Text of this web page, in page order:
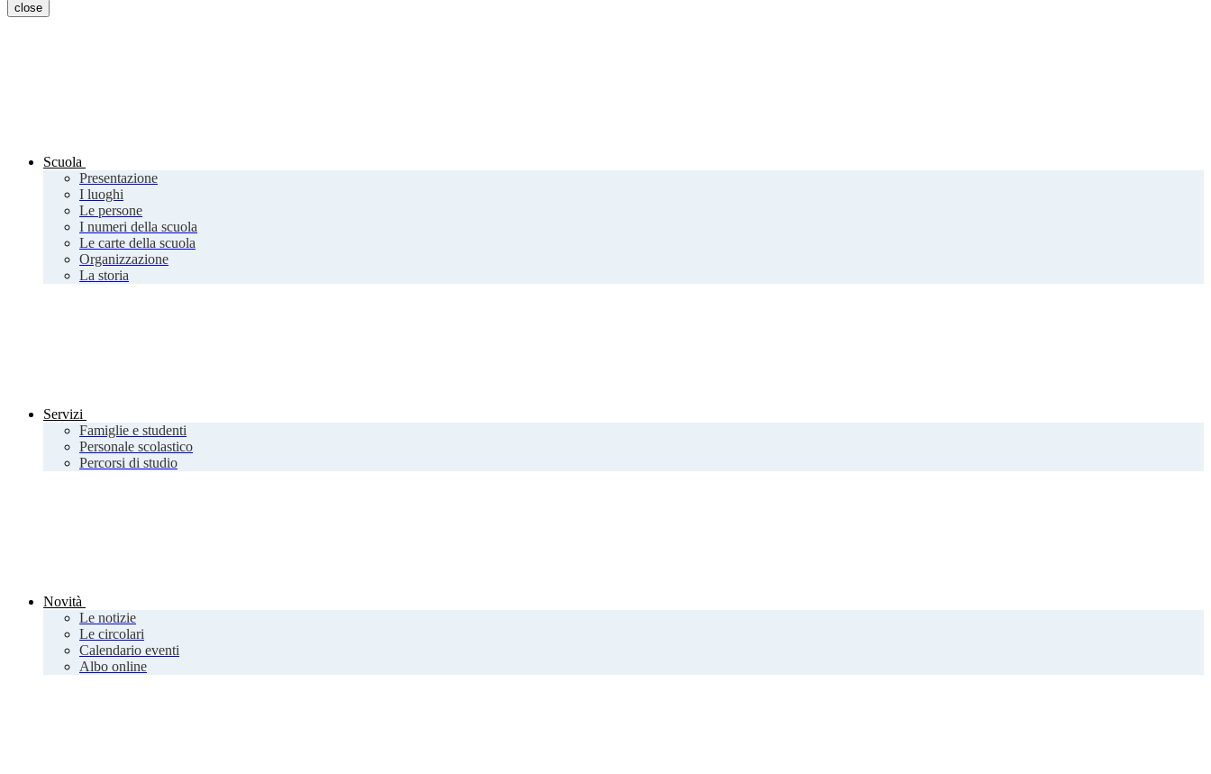
close
Scuola
Presentazione
I luoghi
Le persone
I numeri della scuola
Le carte della scuola
Organizzazione
La storia
Servizi
Famiglie e studenti
Personale scolastico
Percorsi di studio
Novità
Le notizie
Le circolari
Calendario eventi
Albo online